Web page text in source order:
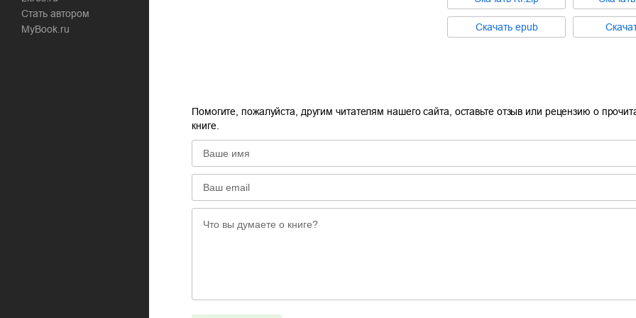
Стать автором
MyBook.ru
Cкачать epub
Помогите, пожалуйста, другим читателям нашего сайта, оставьте отзыв или рецензию о
книге.